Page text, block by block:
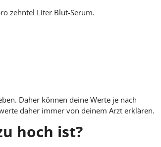
zehntel Liter Blut-Serum.
Daher können deine Werte je nach
daher immer von deinem Arzt erklären.
hoch ist?